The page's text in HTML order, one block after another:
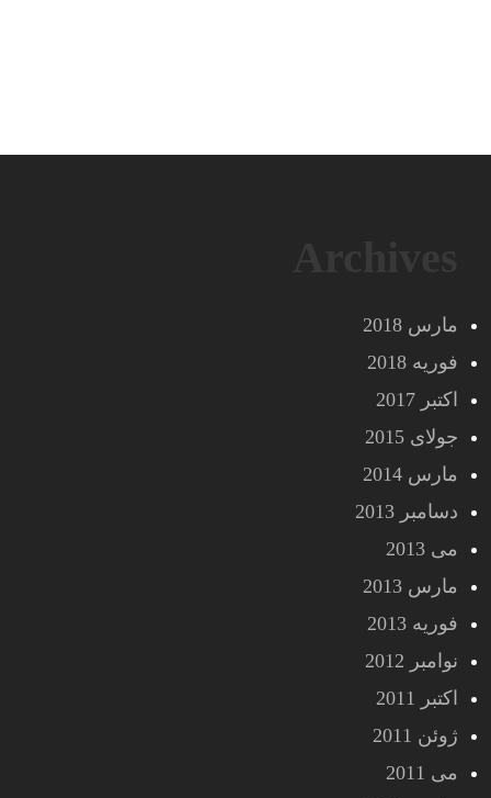
مارس 2018
فوریه 2018
اکتبر 2017
جولای 2015
مارس 2014
دسامبر 2013
می 2013
مارس 2013
فوریه 2013
نوامبر 2012
اکتبر 2011
ژوئن 2011
می 2011